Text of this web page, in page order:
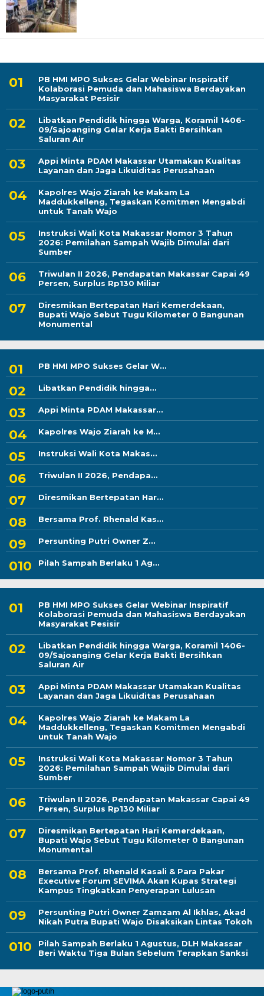
PB HMI MPO Sukses Gelar Webinar Inspiratif
Kolaborasi Pemuda dan Mahasiswa Berdayakan
Masyarakat Pesisir
Libatkan Pendidik hingga Warga, Koramil 1406-
09/Sajoanging Gelar Kerja Bakti Bersihkan
Saluran Air
Appi Minta PDAM Makassar Utamakan Kualitas
Layanan dan Jaga Likuiditas Perusahaan
Kapolres Wajo Ziarah ke Makam La
Maddukkelleng, Tegaskan Komitmen Mengabdi
untuk Tanah Wajo
Instruksi Wali Kota Makassar Nomor 3 Tahun
2026: Pemilahan Sampah Wajib Dimulai dari
Sumber
Triwulan II 2026, Pendapatan Makassar Capai 49
Persen, Surplus Rp130 Miliar
Diresmikan Bertepatan Hari Kemerdekaan,
Bupati Wajo Sebut Tugu Kilometer 0 Bangunan
Monumental
PB HMI MPO Sukses Gelar W...
Libatkan Pendidik hingga...
Appi Minta PDAM Makassar...
Kapolres Wajo Ziarah ke M...
Instruksi Wali Kota Makas...
Triwulan II 2026, Pendapa...
Diresmikan Bertepatan Har...
Bersama Prof. Rhenald Kas...
Persunting Putri Owner Z...
Pilah Sampah Berlaku 1 Ag...
PB HMI MPO Sukses Gelar Webinar Inspiratif
Kolaborasi Pemuda dan Mahasiswa Berdayakan
Masyarakat Pesisir
Libatkan Pendidik hingga Warga, Koramil 1406-
09/Sajoanging Gelar Kerja Bakti Bersihkan
Saluran Air
Appi Minta PDAM Makassar Utamakan Kualitas
Layanan dan Jaga Likuiditas Perusahaan
Kapolres Wajo Ziarah ke Makam La
Maddukkelleng, Tegaskan Komitmen Mengabdi
untuk Tanah Wajo
Instruksi Wali Kota Makassar Nomor 3 Tahun
2026: Pemilahan Sampah Wajib Dimulai dari
Sumber
Triwulan II 2026, Pendapatan Makassar Capai 49
Persen, Surplus Rp130 Miliar
Diresmikan Bertepatan Hari Kemerdekaan,
Bupati Wajo Sebut Tugu Kilometer 0 Bangunan
Monumental
Bersama Prof. Rhenald Kasali & Para Pakar
Executive Forum SEVIMA Akan Kupas Strategi
Kampus Tingkatkan Penyerapan Lulusan
Persunting Putri Owner Zamzam Al Ikhlas, Akad
Nikah Putra Bupati Wajo Disaksikan Lintas Tokoh
Pilah Sampah Berlaku 1 Agustus, DLH Makassar
Beri Waktu Tiga Bulan Sebelum Terapkan Sanksi